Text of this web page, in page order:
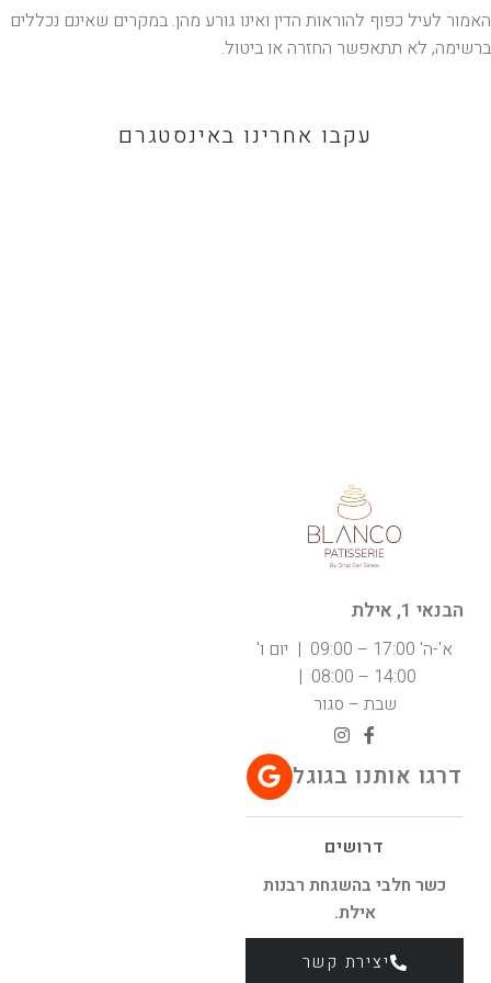
האמור לעיל כפוף להוראות הדין ואינו גורע מהן. במקרים שאינם נכללים
ברשימה, לא תתאפשר החזרה או ביטול.
עקבו אחרינו באינסטגרם
הבנאי 1, אילת
א'-ה' 17:00 – 09:00 | יום ו'
14:00 – 08:00 |
שבת – סגור
דרגו אותנו בגוגל
דרושים
כשר חלבי בהשגחת רבנות
אילת.
יצירת קשר